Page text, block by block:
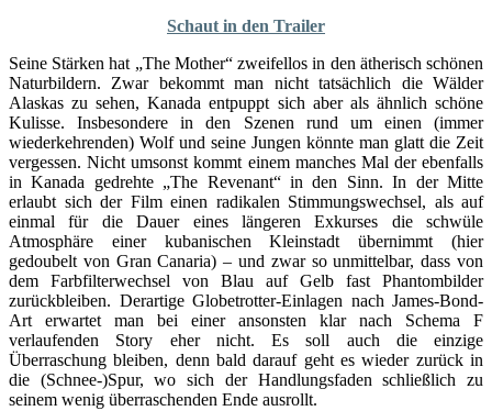
Schaut in den Trailer
Seine Stärken hat „The Mother“ zweifellos in den ätherisch schönen
Naturbildern. Zwar bekommt man nicht tatsächlich die Wälder
Alaskas zu sehen, Kanada entpuppt sich aber als ähnlich schöne
Kulisse. Insbesondere in den Szenen rund um einen (immer
wiederkehrenden) Wolf und seine Jungen könnte man glatt die Zeit
vergessen. Nicht umsonst kommt einem manches Mal der ebenfalls
in Kanada gedrehte „The Revenant“ in den Sinn. In der Mitte
erlaubt sich der Film einen radikalen Stimmungswechsel, als auf
einmal für die Dauer eines längeren Exkurses die schwüle
Atmosphäre einer kubanischen Kleinstadt übernimmt (hier
gedoubelt von Gran Canaria) – und zwar so unmittelbar, dass von
dem Farbfilterwechsel von Blau auf Gelb fast Phantombilder
zurückbleiben. Derartige Globetrotter-Einlagen nach James-Bond-
Art erwartet man bei einer ansonsten klar nach Schema F
verlaufenden Story eher nicht. Es soll auch die einzige
Überraschung bleiben, denn bald darauf geht es wieder zurück in
die (Schnee-)Spur, wo sich der Handlungsfaden schließlich zu
seinem wenig überraschenden Ende ausrollt.